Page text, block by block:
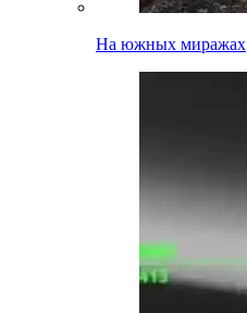
На южных миражах